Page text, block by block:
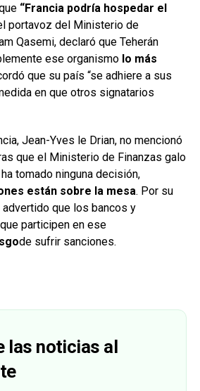
“Francia podría hospedar el
portavoz del Ministerio de
Qasemi, declaró que Teherán
ese organismo lo más
que su país “se adhiere a sus
en que otros signatarios
Jean-Yves le Drian, no mencionó
que el Ministerio de Finanzas galo
tomado ninguna decisión,
están sobre la mesa. Por su
advertido que los bancos y
participen en ese
de sufrir sanciones.
las noticias al